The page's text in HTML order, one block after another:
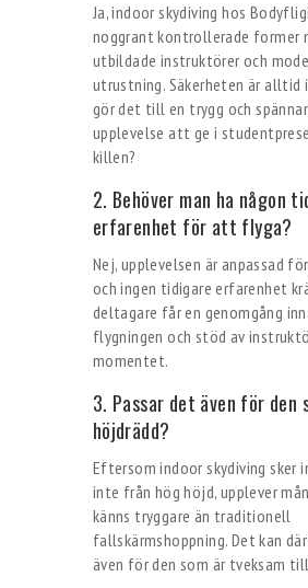
Ja, indoor skydiving hos
noggrant kontrollerade former
utbildade instruktörer och
utrustning. Säkerheten är alltid
gör det till en trygg och
upplevelse att ge i
killen?
2. Behöver man ha någon
erfarenhet för att flyga?
Nej, upplevelsen är anpassad
och ingen tidigare erfarenhet
deltagare får en genomgång
flygningen och stöd av
momentet.
3. Passar det även för den
höjdrädd?
Eftersom indoor skydiving sker
inte från hög höjd, upplever
känns tryggare än traditionell
fallskärmshoppning. Det kan
även för den som är tveksam